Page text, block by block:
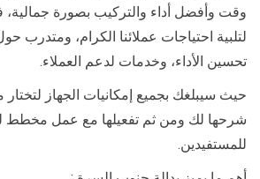
وقت وأفضل أداء والتركيب بصورة جمالية،
لتلبية احتياجات عملائنا الكرام، ومتدرب
تحسين الأداء، وخدمات لدعم العملاء.
حيث سيبلغك بجميع إمكانيات الجهاز لتختار
شرحها لك ومن ثم تفعيلها مع عمل مخطط
للمستفيدين.